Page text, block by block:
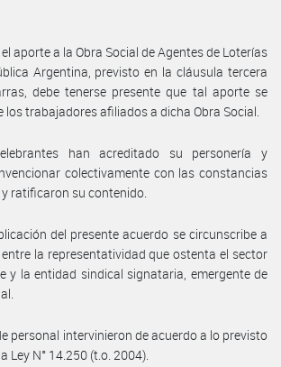
aporte a la Obra Social de Agentes de Loterías
Argentina, previsto en la cláusula tercera
debe tenerse presente que tal aporte se
trabajadores afiliados a dicha Obra Social.
han acreditado su personería y
colectivamente con las constancias
ratificaron su contenido.
del presente acuerdo se circunscribe a
la representatividad que ostenta el sector
y la entidad sindical signataria, emergente de
personal intervinieron de acuerdo a lo previsto
Ley N° 14.250 (t.o. 2004).